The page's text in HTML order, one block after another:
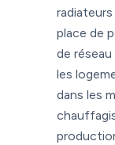
place de
de
les
dans les